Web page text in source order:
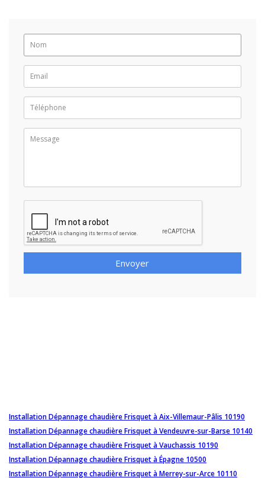
Envoyer
Installation Dépannage chaudière Frisquet à Aix-Villemaur-Pâlis 10190
Installation Dépannage chaudière Frisquet à Vendeuvre-sur-Barse 10140
Installation Dépannage chaudière Frisquet à Vauchassis 10190
Installation Dépannage chaudière Frisquet à Épagne 10500
Installation Dépannage chaudière Frisquet à Merrey-sur-Arce 10110